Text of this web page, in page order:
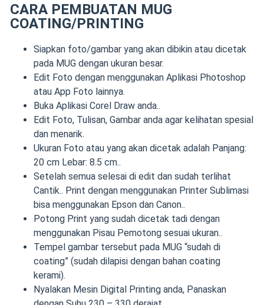
CARA PEMBUATAN MUG
COATING/PRINTING
Siapkan foto/gambar yang akan dibikin atau dicetak
pada MUG dengan ukuran besar.
Edit Foto dengan menggunakan Aplikasi Photoshop
atau App Foto lainnya.
Buka Aplikasi Corel Draw anda..
Edit Foto, Tulisan, Gambar anda agar kelihatan spesial
dan menarik.
Ukuran Foto atau yang akan dicetak adalah Panjang:
20 cm Lebar: 8.5 cm..
Setelah semua selesai di edit dan sudah terlihat
Cantik.. Print dengan menggunakan Printer Sublimasi
bisa menggunakan Epson dan Canon..
Potong Print yang sudah dicetak tadi dengan
menggunakan Pisau Pemotong sesuai ukuran..
Tempel gambar tersebut pada MUG “sudah di
coating” (sudah dilapisi dengan bahan coating
kerami).
Nyalakan Mesin Digital Printing anda, Panaskan